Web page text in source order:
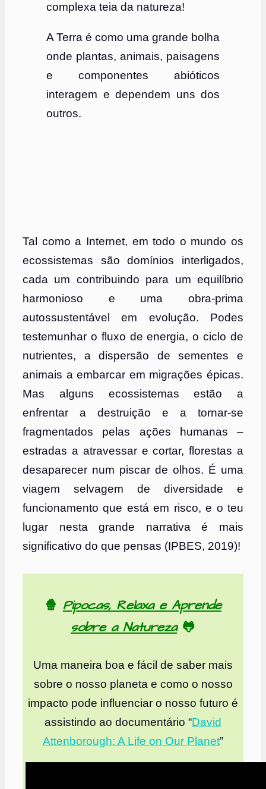
complexa teia da natureza!
A Terra é como uma grande bolha
onde plantas, animais, paisagens
e componentes abióticos
interagem e dependem uns dos
outros.
Tal como a Internet, em todo o mundo os
ecossistemas são domínios interligados,
cada um contribuindo para um equilíbrio
harmonioso e uma obra-prima
autossustentável em evolução. Podes
testemunhar o fluxo de energia, o ciclo de
nutrientes, a dispersão de sementes e
animais a embarcar em migrações épicas.
Mas alguns ecossistemas estão a
enfrentar a destruição e a tornar-se
fragmentados pelas ações humanas –
estradas a atravessar e cortar, florestas a
desaparecer num piscar de olhos. É uma
viagem selvagem de diversidade e
funcionamento que está em risco, e o teu
lugar nesta grande narrativa é mais
significativo do que pensas (IPBES, 2019)!
🍿 Pipocas, Relaxa e Aprende
sobre a Natureza 🐸
Uma maneira boa e fácil de saber mais
sobre o nosso planeta e como o nosso
impacto pode influenciar o nosso futuro é
assistindo ao documentário “David
Attenborough: A Life on Our Planet”